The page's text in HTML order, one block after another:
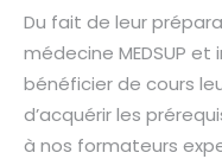
Du fait de leur
médecine MEDSUP et
bénéficier de cours
d’acquérir les
à nos formateurs